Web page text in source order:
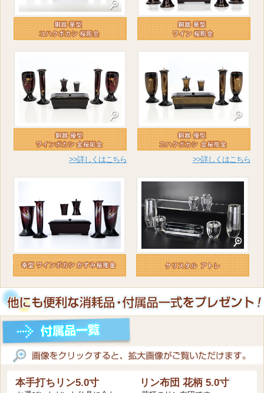
>>詳しくはこちら >>詳しくはこちら
本手打ちリン5.0寸 リン布団 花柄 5.0寸